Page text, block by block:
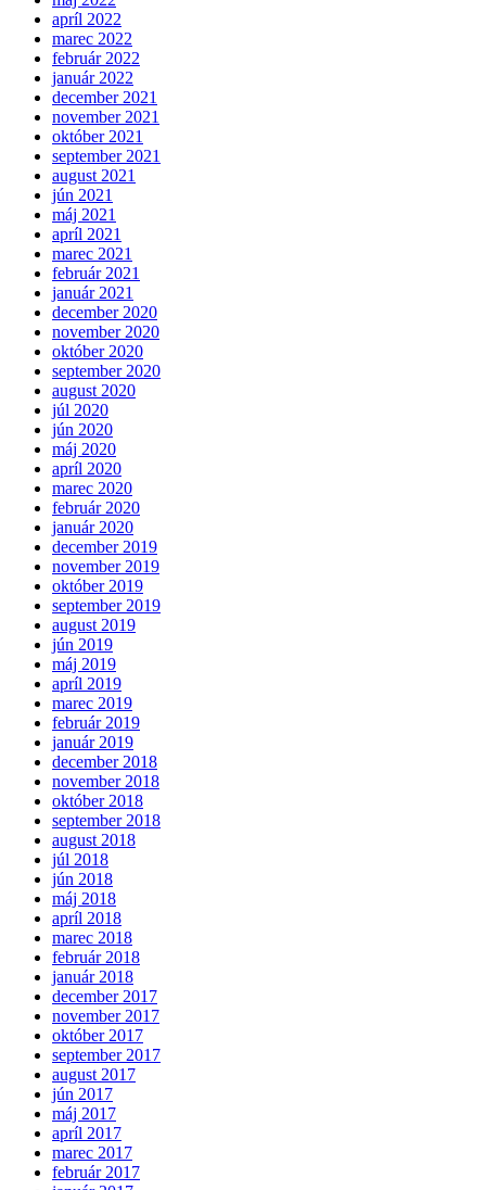
apríl 2022
marec 2022
február 2022
január 2022
december 2021
november 2021
október 2021
september 2021
august 2021
jún 2021
máj 2021
apríl 2021
marec 2021
február 2021
január 2021
december 2020
november 2020
október 2020
september 2020
august 2020
júl 2020
jún 2020
máj 2020
apríl 2020
marec 2020
február 2020
január 2020
december 2019
november 2019
október 2019
september 2019
august 2019
jún 2019
máj 2019
apríl 2019
marec 2019
február 2019
január 2019
december 2018
november 2018
október 2018
september 2018
august 2018
júl 2018
jún 2018
máj 2018
apríl 2018
marec 2018
február 2018
január 2018
december 2017
november 2017
október 2017
september 2017
august 2017
jún 2017
máj 2017
apríl 2017
marec 2017
február 2017